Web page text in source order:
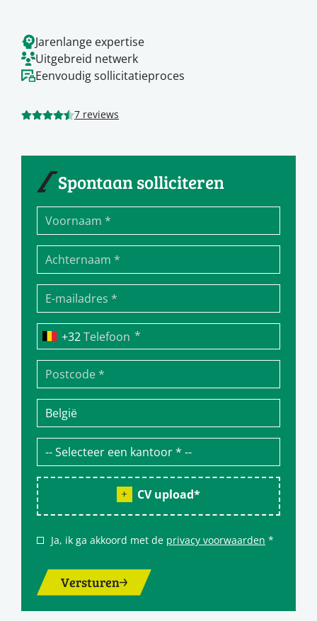
Spontaan solliciteren
Telefoon *
CV upload*
Ja, ik ga akkoord met de privacy voorwaarden *
Versturen
Jarenlange expertise
Uitgebreid netwerk
Eenvoudig sollicitatieproces
7 reviews